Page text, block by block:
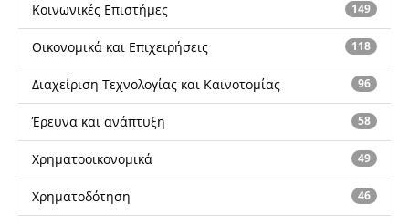
149
Κοινωνικές Επιστήμες
118
Οικονομικά και Επιχειρήσεις
96
Διαχείριση Τεχνολογίας και Καινοτομίας
58
Έρευνα και ανάπτυξη
49
Χρηματοοικονομικά
46
Χρηματοδότηση